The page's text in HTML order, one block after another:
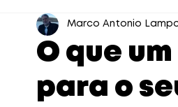
Liderança e Gestão de Pessoas
O que
para o
Marco Antonio